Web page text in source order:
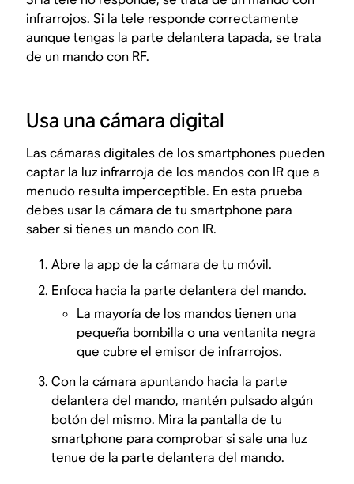
infrarrojos. Si la tele responde correctamente
aunque tengas la parte delantera tapada, se trata
de un mando con RF.
Usa una cámara digital
Las cámaras digitales de los smartphones pueden
captar la luz infrarroja de los mandos con IR que a
menudo resulta imperceptible. En esta prueba
debes usar la cámara de tu smartphone para
saber si tienes un mando con IR.
Abre la app de la cámara de tu móvil.
Enfoca hacia la parte delantera del mando.
La mayoría de los mandos tienen una
pequeña bombilla o una ventanita negra
que cubre el emisor de infrarrojos.
Con la cámara apuntando hacia la parte
delantera del mando, mantén pulsado algún
botón del mismo. Mira la pantalla de tu
smartphone para comprobar si sale una luz
tenue de la parte delantera del mando.